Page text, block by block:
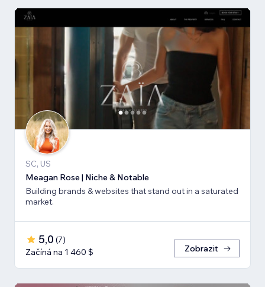
SC, US
Meagan Rose | Niche & Notable
Building brands & websites that stand out in a saturated
market.
5,0 (7)
Začíná na 1 460 $
Zobrazit